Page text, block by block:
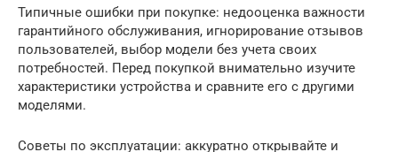
Типичные ошибки при покупке: недооценка важности
гарантийного обслуживания, игнорирование отзывов
пользователей, выбор модели без учета своих
потребностей. Перед покупкой внимательно изучите
характеристики устройства и сравните его с другими
моделями.
Советы по эксплуатации: аккуратно открывайте и